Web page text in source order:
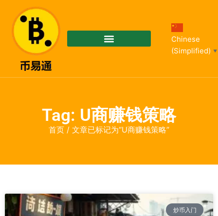
Chinese
(Simplified)
▼
Tag: U商赚钱策略
首页 / 文章已标记为“U商赚钱策略”
炒币入门